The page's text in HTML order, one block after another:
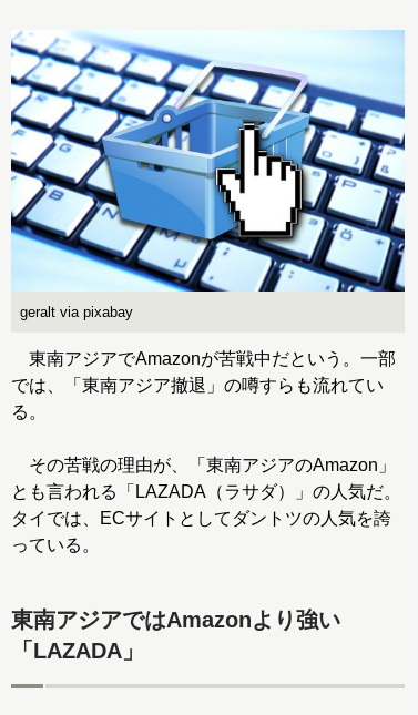
geralt via pixabay
東南アジアでAmazonが苦戦中だという。一部
では、「東南アジア撤退」の噂すらも流れてい
る。
その苦戦の理由が、「東南アジアのAmazon」
とも言われる「LAZADA（ラサダ）」の人気だ。
タイでは、ECサイトとしてダントツの人気を誇
っている。
東南アジアではAmazonより強い
「LAZADA」